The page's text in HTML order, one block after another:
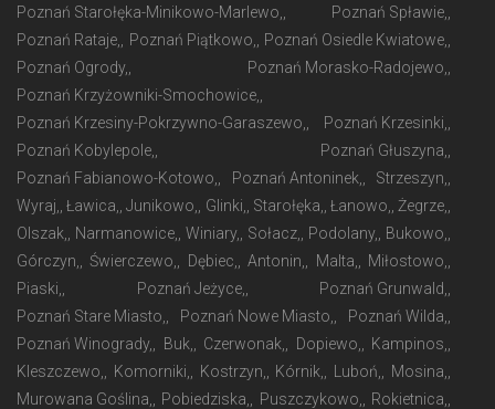
Poznań Starołęka-Minikowo-Marlewo,
Poznań Spławie,
Poznań Rataje,
Poznań Piątkowo,
Poznań Osiedle Kwiatowe,
Poznań Ogrody,
Poznań Morasko-Radojewo,
Poznań Krzyżowniki-Smochowice,
Poznań Krzesiny-Pokrzywno-Garaszewo,
Poznań Krzesinki,
Poznań Kobylepole,
Poznań Głuszyna,
Poznań Fabianowo-Kotowo,
Poznań Antoninek,
Strzeszyn,
Wyraj,
Ławica, Junikowo, Glinki, Starołęka, Łanowo,
Żegrze,
Olszak,
Narmanowice, Winiary, Sołacz, Podolany,
Bukowo,
Górczyn,
Świerczewo, Dębiec, Antonin, Malta,
Miłostowo,
Piaski,
Poznań Jeżyce,
Poznań Grunwald,
Poznań Stare Miasto,
Poznań Nowe Miasto,
Poznań Wilda,
Poznań Winogrady,
Buk, Czerwonak, Dopiewo,
Kampinos,
Kleszczewo,
Komorniki, Kostrzyn, Kórnik, Luboń,
Mosina,
Murowana Goślina,
Pobiedziska, Puszczykowo, Rokietnica,